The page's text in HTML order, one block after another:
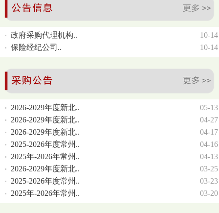
政府采购代理机构..
10-14
保险经纪公司..
10-14
2026-2029年度新北..
05-13
2026-2029年度新北..
04-27
2026-2029年度新北..
04-17
2025-2026年度常州..
04-16
2025年-2026年常州..
04-13
2026-2029年度新北..
03-25
2025-2026年度常州..
03-23
2025年-2026年常州..
03-20